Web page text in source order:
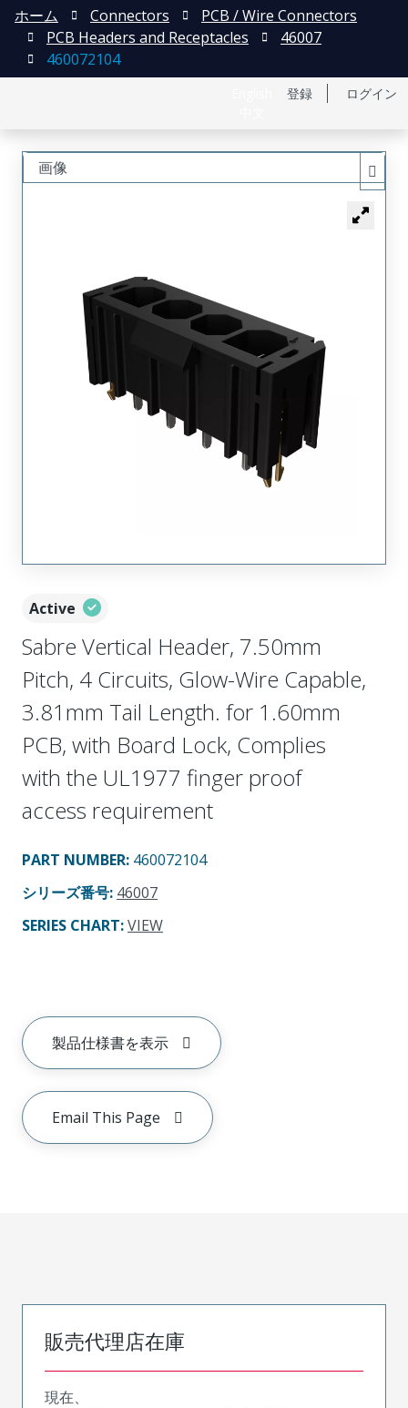
登録 ログイン
ホーム Connectors
PCB / Wire Connectors
PCB Headers and Receptacles
46007
460072104
Active
Sabre Vertical Header, 7.50mm
Pitch, 4 Circuits, Glow-Wire Capable,
3.81mm Tail Length. for 1.60mm
PCB, with Board Lock, Complies
with the UL1977 finger proof
access requirement
PART NUMBER: 460072104
シリーズ番号: 46007
SERIES CHART:VIEW
製品仕様書を表示
Email This Page
画像
販売代理店在庫
現在、